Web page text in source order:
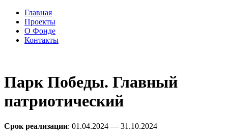
Главная
Проекты
О Фонде
Контакты
Парк Победы. Главный
патриотический
Срок реализации: 01.04.2024 — 31.10.2024